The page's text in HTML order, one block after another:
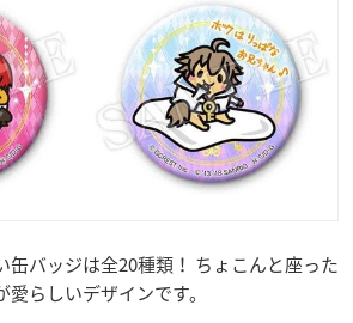
缶バッジは全20種類！ ちょこんと座った
らしいデザインです。